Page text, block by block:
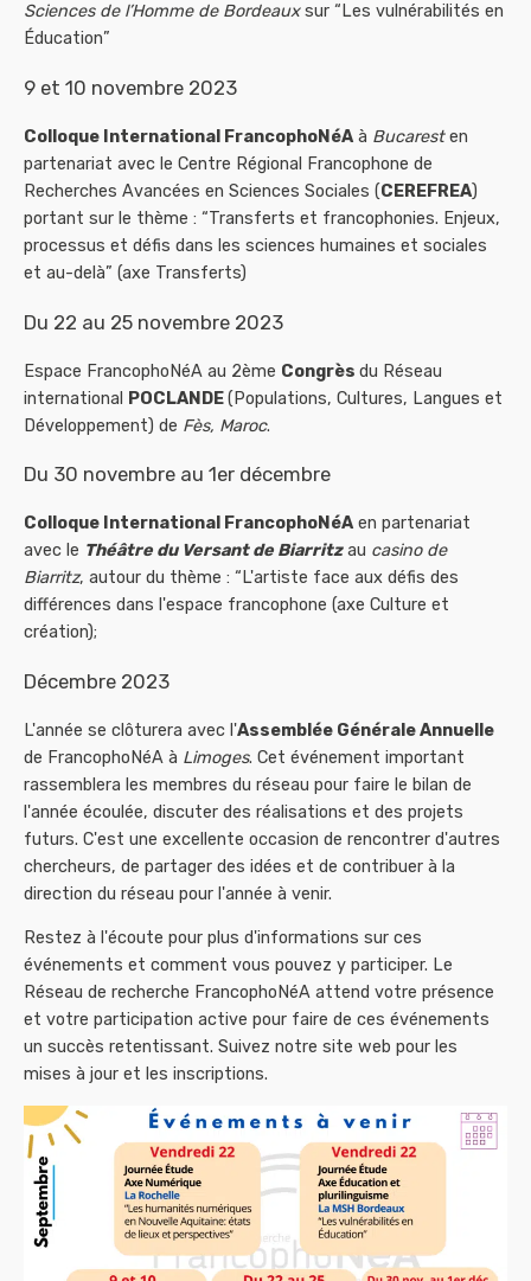
Sciences de l’Homme de Bordeauxsur “Les vulnérabilités en
Éducation”
9 et 10 novembre 2023
Colloque International FrancophoNéA à Bucaresten
partenariat avec le Centre Régional Francophone de
Recherches Avancées en Sciences Sociales (CEREFREA)
portant sur le thème : “Transferts et francophonies. Enjeux,
processus et défis dans les sciences humaines et sociales
et au-delà” (axe Transferts)
Du 22 au 25 novembre 2023
Espace FrancophoNéA au 2ème Congrès du Réseau
international
POCLANDE(Populations, Cultures, Langues et
Développement) de Fès, Maroc.
Du 30 novembre au 1er décembre
Colloque International FrancophoNéA en partenariat
avec le Théâtre du Versant de Biarritzau casino de
Biarritz, autour du thème : “L'artiste face aux défis des
différences dans l'espace francophone (axe Culture et
création);
Décembre 2023
L'année se clôturera avec l'Assemblée Générale Annuelle
de FrancophoNéA à Limoges. Cet événement important
rassemblera les membres du réseau pour faire le bilan de
l'année écoulée, discuter des réalisations et des projets
futurs. C'est une excellente occasion de rencontrer d'autres
chercheurs, de partager des idées et de contribuer à la
direction du réseau pour l'année à venir.
Restez à l'écoute pour plus d'informations sur ces
événements et comment vous pouvez y participer. Le
Réseau de recherche FrancophoNéA attend votre présence
et votre participation active pour faire de ces événements
un succès retentissant. Suivez notre site web pour les
mises à jour et les inscriptions.